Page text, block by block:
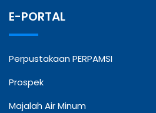
E-PORTAL
Perpustakaan PERPAMSI
Prospek
Majalah Air Minum